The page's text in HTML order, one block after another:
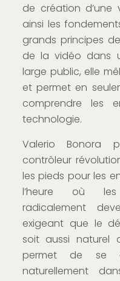
de création d’une
ainsi les
grands principes
de la vidéo dans
large public, elle
et permet en
comprendre les
technologie.
Valerio Bonora
contrôleur
les pieds pour les
l’heure où les
radicalement
exigeant que le
soit aussi naturel
permet de se
naturellement